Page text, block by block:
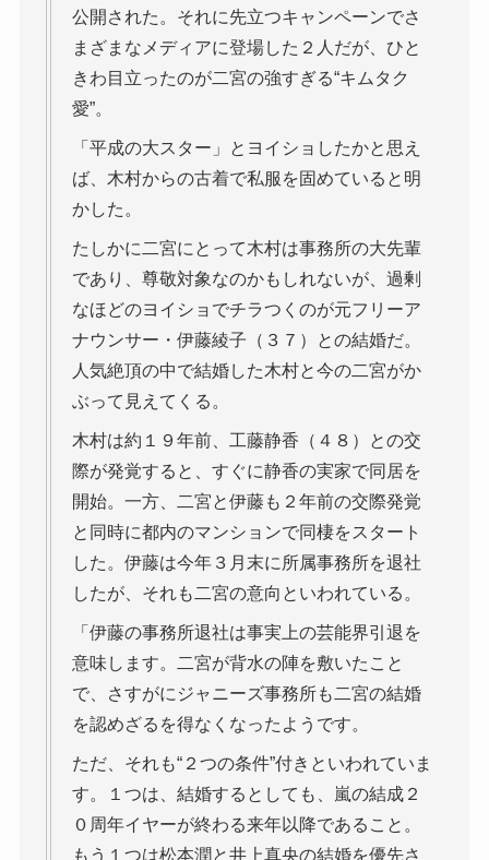
公開された。それに先立つキャンペーンでさ
まざまなメディアに登場した２人だが、ひと
きわ目立ったのが二宮の強すぎる“キムタク
愛”。
「平成の大スター」とヨイショしたかと思え
ば、木村からの古着で私服を固めていると明
かした。
たしかに二宮にとって木村は事務所の大先輩
であり、尊敬対象なのかもしれないが、過剰
なほどのヨイショでチラつくのが元フリーア
ナウンサー・伊藤綾子（３７）との結婚だ。
人気絶頂の中で結婚した木村と今の二宮がか
ぶって見えてくる。
木村は約１９年前、工藤静香（４８）との交
際が発覚すると、すぐに静香の実家で同居を
開始。一方、二宮と伊藤も２年前の交際発覚
と同時に都内のマンションで同棲をスタート
した。伊藤は今年３月末に所属事務所を退社
したが、それも二宮の意向といわれている。
「伊藤の事務所退社は事実上の芸能界引退を
意味します。二宮が背水の陣を敷いたこと
で、さすがにジャニーズ事務所も二宮の結婚
を認めざるを得なくなったようです。
ただ、それも“２つの条件”付きといわれていま
す。１つは、結婚するとしても、嵐の結成２
０周年イヤーが終わる来年以降であること。
もう１つは松本潤と井上真央の結婚を優先さ